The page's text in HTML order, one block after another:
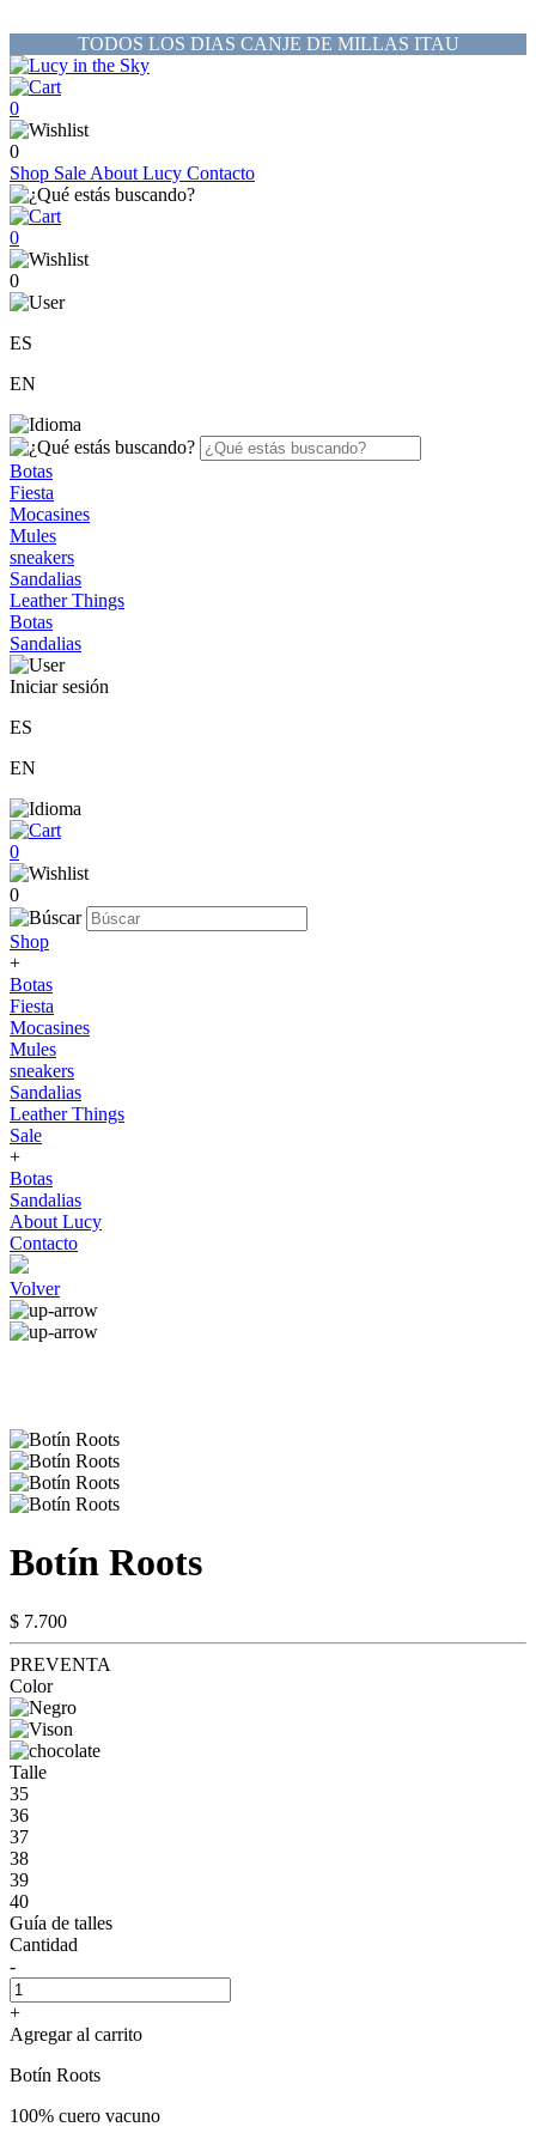
TODOS LOS DIAS CANJE DE MILLAS ITAU
0
0
Shop Sale About Lucy Contacto
0
0
ES
EN
Botas
Fiesta
Mocasines
Mules
sneakers
Sandalias
Leather Things
Botas
Sandalias
Iniciar sesión
ES
EN
0
0
Shop
+
Botas
Fiesta
Mocasines
Mules
sneakers
Sandalias
Leather Things
Sale
+
Botas
Sandalias
About Lucy
Contacto
Volver
Botín Roots
$ 7.700
PREVENTA
Color
Talle
35
36
37
38
39
40
Guía de talles
Cantidad
-
+
Agregar al carrito
Botín Roots
100% cuero vacuno